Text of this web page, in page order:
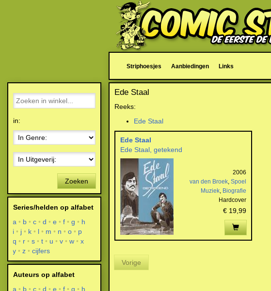
Striphoesjes Aanbiedingen Links
Ede Staal
Reeks:
Ede Staal
Ede Staal
Ede Staal, getekend
2006
van den Broek, Spoel
Muziek, Biografie
Hardcover
€ 19,99
Vorige
in:
Zoeken
Series/helden op alfabet
a
b c d e f g
h
i
j k l m n o
p
q
r s t u v w
x
y
z cijfers
Auteurs op alfabet
a
b c d e f g
h